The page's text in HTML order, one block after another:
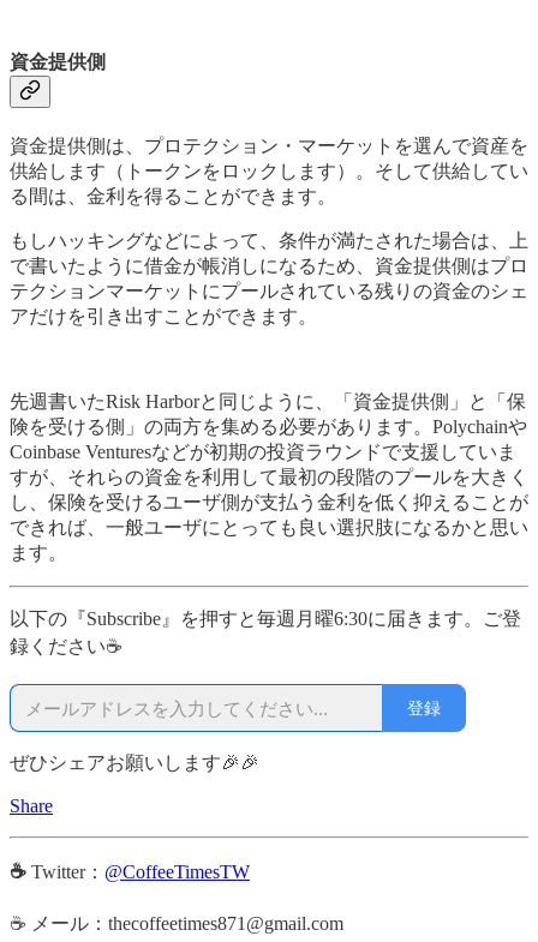
資金提供側
資金提供側は、プロテクション・マーケットを選んで資産を
供給します（トークンをロックします）。そして供給してい
る間は、金利を得ることができます。
もしハッキングなどによって、条件が満たされた場合は、上
で書いたように借金が帳消しになるため、資金提供側はプロ
テクションマーケットにプールされている残りの資金のシェ
アだけを引き出すことができます。
先週書いたRisk Harborと同じように、「資金提供側」と「保
険を受ける側」の両方を集める必要があります。Polychainや
Coinbase Venturesなどが初期の投資ラウンドで支援していま
すが、それらの資金を利用して最初の段階のプールを大きく
し、保険を受けるユーザ側が支払う金利を低く抑えることが
できれば、一般ユーザにとっても良い選択肢になるかと思い
ます。
以下の『Subscribe』を押すと毎週月曜6:30に届きます。ご登
録ください☕
登録
ぜひシェアお願いします🎉🎉
Share
☕ Twitter： @CoffeeTimesTW
☕ メール：thecoffeetimes871@gmail.com